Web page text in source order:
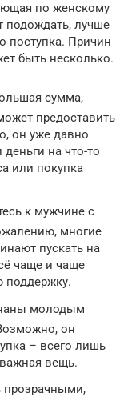
по женскому
лучше
поступка. Причин
быть несколько.
сумма,
предоставить
он уже давно
на что-то
или покупка
к мужчине с
многие
пускать на
чаще и чаще
поддержку.
молодым
он
– всего лишь
вещь.
прозрачными,